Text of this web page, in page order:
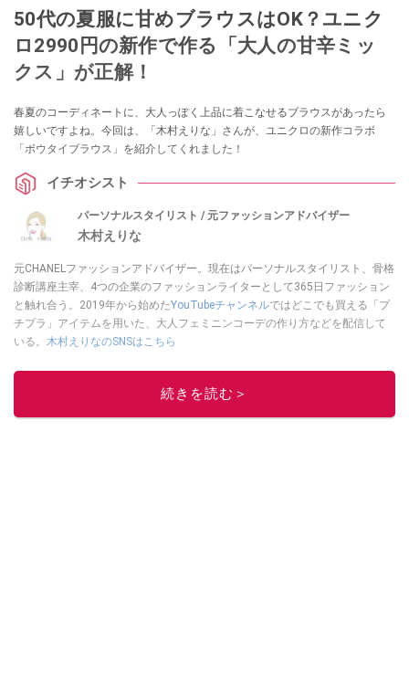
50代の夏服に甘めブラウスはOK？ユニク
ロ2990円の新作で作る「大人の甘辛ミッ
クス」が正解！
春夏のコーディネートに、大人っぽく上品に着こなせるブラウスがあったら
嬉しいですよね。今回は、「木村えりな」さんが、ユニクロの新作コラボ
「ボウタイブラウス」を紹介してくれました！
イチオシスト
パーソナルスタイリスト / 元ファッションアドバイザー
木村えりな
元CHANELファッションアドバイザー。現在はパーソナルスタイリスト、骨格
診断講座主宰、4つの企業のファッションライターとして365日ファッション
と触れ合う。2019年から始めたYouTubeチャンネルではどこでも買える「プ
チプラ」アイテムを用いた、大人フェミニンコーデの作り方などを配信して
いる。 木村えりなのSNSはこちら
このイチオシストの他の記事を読む
続きを読む＞